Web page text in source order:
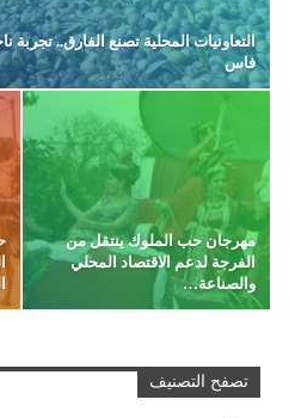
التعاونيات المحلية تصنع الفارق.. تجربة
فاس
مهرجان حب الملوك ينتقل من
الفرجة لدعم الاقتصاد المحلي
والصناعة…
تصفح التصنيف